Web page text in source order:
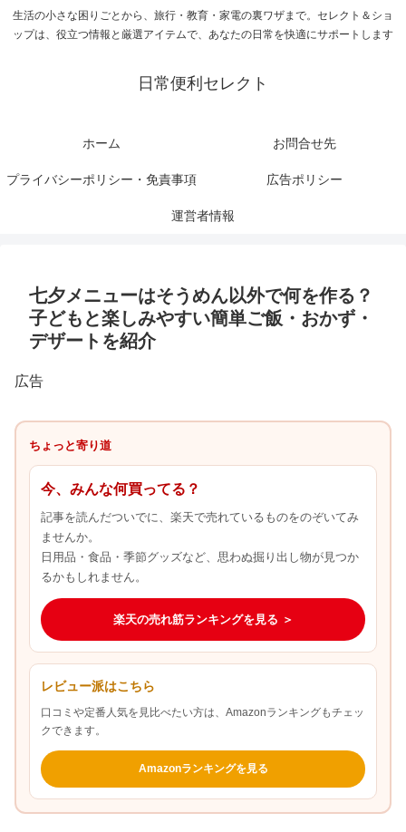
生活の小さな困りごとから、旅行・教育・家電の裏ワザまで。セレクト＆ショ
ップは、役立つ情報と厳選アイテムで、あなたの日常を快適にサポートします
日常便利セレクト
ホーム お問合せ先
プライバシーポリシー・免責事項 広告ポリシー
運営者情報
七夕メニューはそうめん以外で何を作る？
子どもと楽しみやすい簡単ご飯・おかず・
デザートを紹介
広告
ちょっと寄り道
今、みんな何買ってる？
記事を読んだついでに、楽天で売れているものをのぞいてみ
ませんか。
日用品・食品・季節グッズなど、思わぬ掘り出し物が見つか
るかもしれません。
楽天の売れ筋ランキングを見る ＞
レビュー派はこちら
口コミや定番人気を見比べたい方は、Amazonランキングもチェッ
クできます。
Amazonランキングを見る